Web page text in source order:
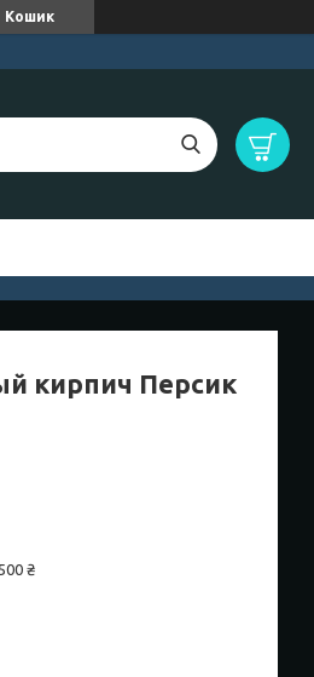
Кошик
кирпич Персик
₴